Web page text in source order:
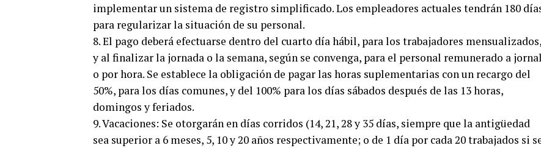
implementar un sistema de registro simplificado. Los empleadores actuales tendrán 180
para regularizar la situación de su personal.
8. El pago deberá efectuarse dentro del cuarto día hábil, para los trabajadores mensualizados,
y al finalizar la jornada o la semana, según se convenga, para el personal remunerado a jornal
o por hora. Se establece la obligación de pagar las horas suplementarias con un recargo del
50%, para los días comunes, y del 100% para los días sábados después de las 13 horas,
domingos y feriados.
9. Vacaciones: Se otorgarán en días corridos (14, 21, 28 y 35 días, siempre que la antigüedad
sea superior a 6 meses, 5, 10 y 20 años respectivamente; o de 1 día por cada 20 trabajados si